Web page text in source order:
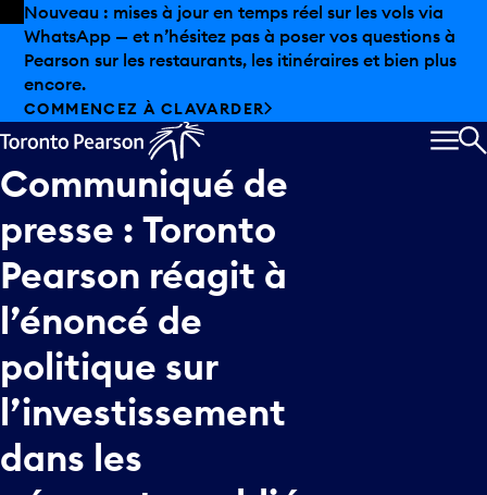
Skip to offers
Passer au contenu principal
Nouveau : mises à jour en temps réel sur les vols via
WhatsApp — et n’hésitez pas à poser vos questions à
Pearson sur les restaurants, les itinéraires et bien plus
encore.
COMMENCEZ À CLAVARDER
Communiqué de
presse : Toronto
Pearson réagit à
l’énoncé de
politique sur
l’investissement
dans les